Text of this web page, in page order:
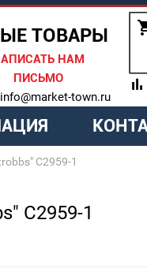
ТОВАРЫ
НАМ
ПИСЬМО
info@market-town.ru
C2959-1
C2959-1